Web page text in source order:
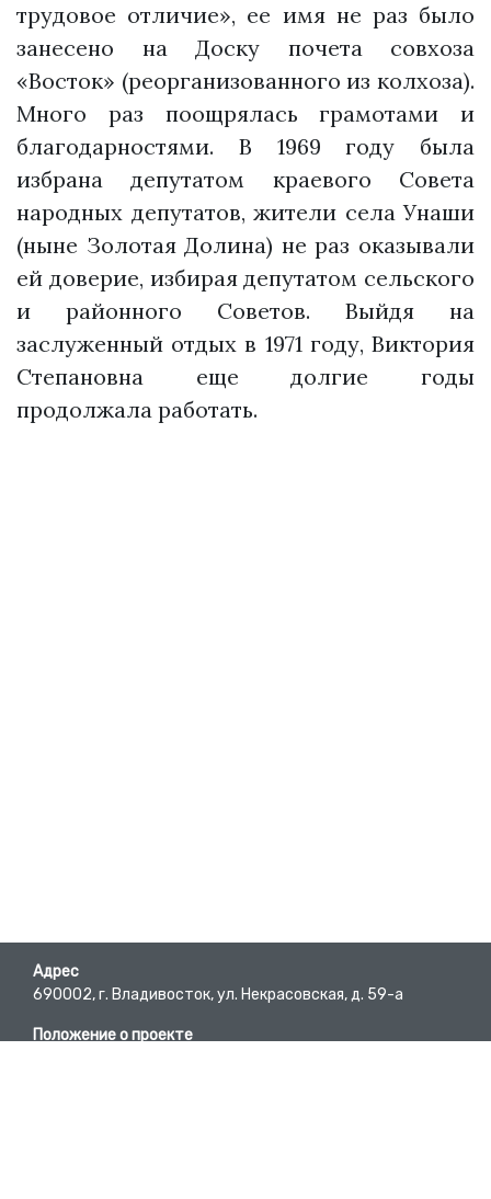
трудовое отличие», ее имя не раз было
занесено на Доску почета совхоза
«Восток» (реорганизованного из колхоза).
Много раз поощрялась грамотами и
благодарностями. В 1969 году была
избрана депутатом краевого Совета
народных депутатов, жители села Унаши
(ныне Золотая Долина) не раз оказывали
ей доверие, избирая депутатом сельского
и районного Советов. Выйдя на
заслуженный отдых в 1971 году, Виктория
Степановна еще долгие годы
продолжала работать.
Адрес
690002, г. Владивосток, ул. Некрасовская, д. 59-а
Положение о проекте